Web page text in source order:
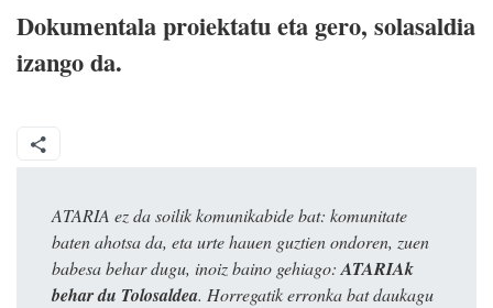
Dokumentala proiektatu eta gero, solasaldia
izango da.
ATARIA ez da soilik komunikabide bat: komunitate
baten ahotsa da, eta urte hauen guztien ondoren, zuen
babesa behar dugu, inoiz baino gehiago: ATARIAk
behar du Tolosaldea. Horregatik erronka bat daukagu